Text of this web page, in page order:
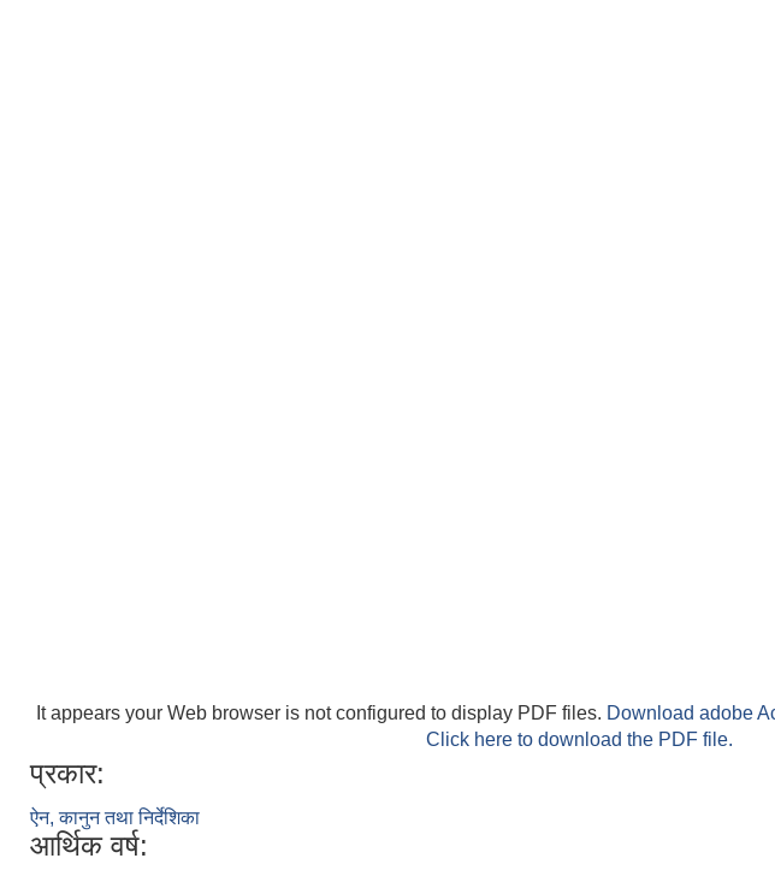
It appears your Web browser is not configured to display PDF files. Download adobe
Click here to download the PDF file.
प्रकार:
ऐन, कानुन तथा निर्देशिका
आर्थिक वर्ष: